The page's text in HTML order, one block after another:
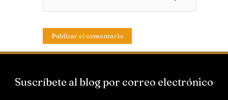
Suscríbete al blog por correo electrónico